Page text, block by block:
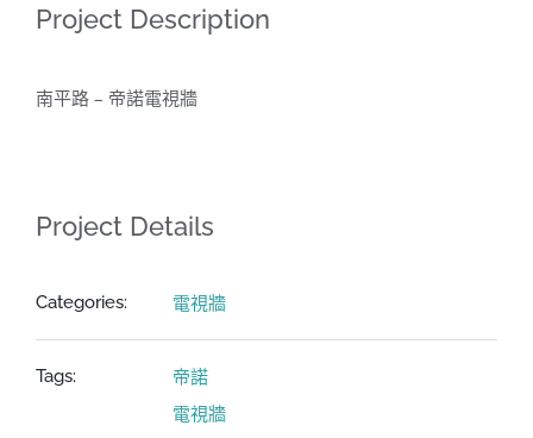
Project Description
南平路 – 帝諾電視牆
Project Details
Categories: 電視牆
Tags:
帝諾
電視牆